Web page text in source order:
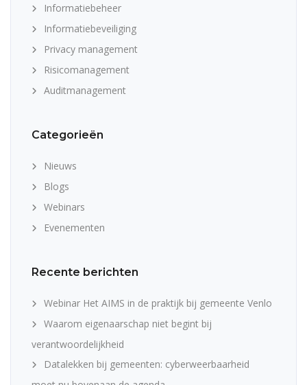
Informatiebeheer
Informatiebeveiliging
Privacy management
Risicomanagement
Auditmanagement
Categorieën
Nieuws
Blogs
Webinars
Evenementen
Recente berichten
Webinar Het AIMS in de praktijk bij gemeente Venlo
Waarom eigenaarschap niet begint bij
verantwoordelijkheid
Datalekken bij gemeenten: cyberweerbaarheid